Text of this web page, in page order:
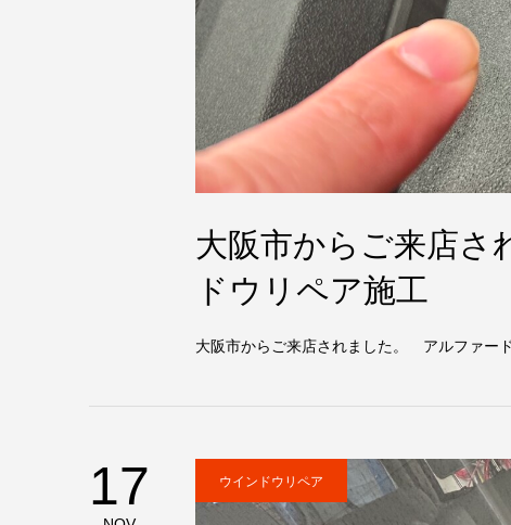
大阪市からご来店さ
ドウリペア施工
大阪市からご来店されました。 アルファー
17 ウインドウリペア